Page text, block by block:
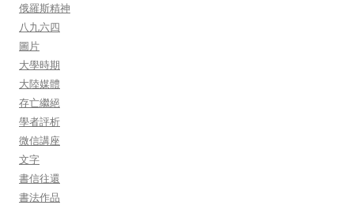
俄羅斯精神
八九六四
圖片
大學時期
大陸媒體
存亡繼絕
學者評析
微信講座
文字
書信往還
書法作品